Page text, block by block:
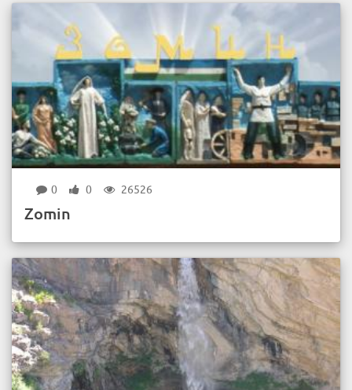
0 0 26526
Zomin